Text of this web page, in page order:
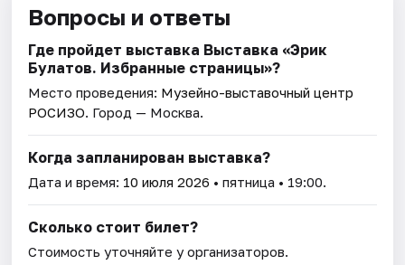
Вопросы и ответы
Где пройдет выставка Выставка «Эрик
Булатов. Избранные страницы»?
Место проведения: Музейно-выставочный центр
РОСИЗО. Город — Москва.
Когда запланирован выставка?
Дата и время: 10 июля 2026 • пятница • 19:00.
Сколько стоит билет?
Стоимость уточняйте у организаторов.